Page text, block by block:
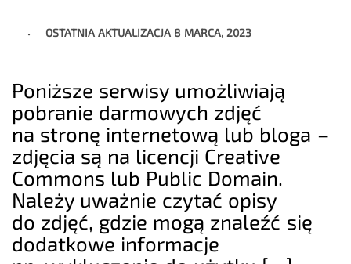
OSTATNIA AKTUALIZACJA 8 MARCA, 2023
Poniższe serwisy umożliwiają
pobranie darmowych zdjęć
na stronę internetową lub bloga –
zdjęcia są na licencji Creative
Commons lub Public Domain.
Należy uważnie czytać opisy
do zdjęć, gdzie mogą znaleźć się
dodatkowe informacje